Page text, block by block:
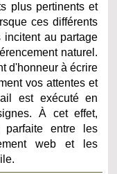
plus pertinents et
ces différents
au partage
naturel.
d'honneur à écrire
vos attentes et
est exécuté en
À cet effet,
parfaite entre les
web et les